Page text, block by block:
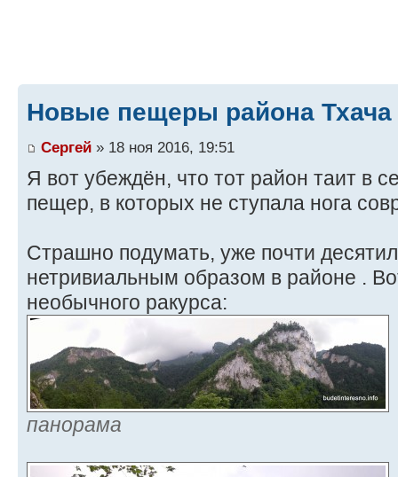
Новые пещеры района Тхача
Сергей » 18 ноя 2016, 19:51
Я вот убеждён, что тот район таит в
пещер, в которых не ступала нога
Страшно подумать, уже почти
нетривиальным образом в районе .
необычного ракурса:
панорама